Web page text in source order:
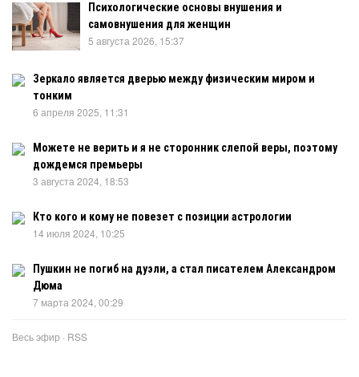
Психологические основы внушения и
самовнушения для женщин
5 августа 2026, 15:37
Зеркало является дверью между физическим миром и
тонким
6 апреля 2025, 11:31
Можете не верить и я не сторонник слепой веры, поэтому
дождемся премьеры
3 августа 2024, 18:53
Кто кого и кому не повезет с позиции астрологии
14 июля 2024, 10:25
Пушкин не погиб на дуэли, а стал писателем Александром
Дюма
7 марта 2024, 00:29
Весь эфир · RSS